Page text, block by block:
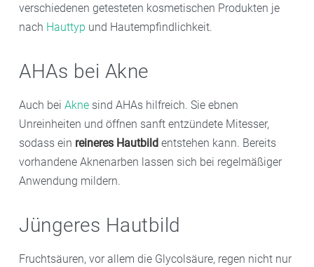
verschiedenen getesteten kosmetischen Produkten je
nach Hauttyp und Hautempfindlichkeit.
AHAs bei Akne
Auch bei Akne sind AHAs hilfreich. Sie ebnen
Unreinheiten und öffnen sanft entzündete Mitesser,
sodass ein reineres Hautbild entstehen kann. Bereits
vorhandene Aknenarben lassen sich bei regelmäßiger
Anwendung mildern.
Jüngeres Hautbild
Fruchtsäuren, vor allem die Glycolsäure, regen nicht nur